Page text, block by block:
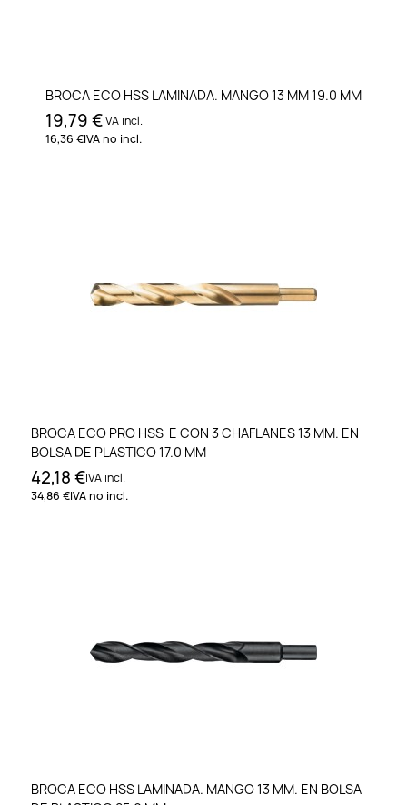
BROCA ECO HSS LAMINADA. MANGO 13 MM 19.0 MM
19,79 €IVA incl.
16,36 €IVA no incl.
BROCA ECO PRO HSS-E CON 3 CHAFLANES 13 MM. EN
BOLSA DE PLASTICO 17.0 MM
42,18 €IVA incl.
34,86 €IVA no incl.
BROCA ECO HSS LAMINADA. MANGO 13 MM. EN BOLSA